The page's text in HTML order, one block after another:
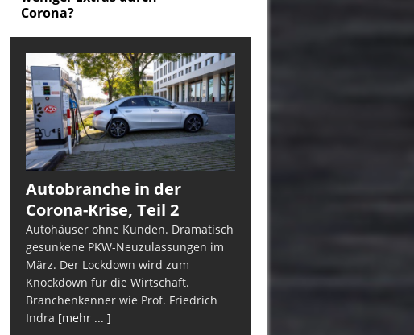
Autobranche in der
Corona-Krise, Teil 2
Autohäuser ohne Kunden. Dramatisch
gesunkene PKW-Neuzulassungen im
März. Der Lockdown wird zum
Knockdown für die Wirtschaft.
Branchenkenner wie Prof. Friedrich
Indra [mehr ... ]